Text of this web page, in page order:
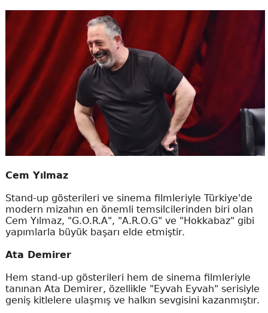
Cem Yılmaz
Stand-up gösterileri ve sinema filmleriyle Türkiye'de
modern mizahın en önemli temsilcilerinden biri olan
Cem Yılmaz, "G.O.R.A", "A.R.O.G" ve "Hokkabaz" gibi
yapımlarla büyük başarı elde etmiştir.
Ata Demirer
Hem stand-up gösterileri hem de sinema filmleriyle
tanınan Ata Demirer, özellikle "Eyvah Eyvah" serisiyle
geniş kitlelere ulaşmış ve halkın sevgisini kazanmıştır.